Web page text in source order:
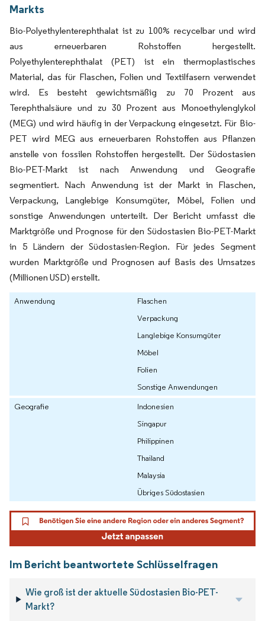
Markts
Bio-Polyethylenterephthalat ist zu 100% recycelbar und wird
aus erneuerbaren Rohstoffen hergestellt.
Polyethylenterephthalat (PET) ist ein thermoplastisches
Material, das für Flaschen, Folien und Textilfasern verwendet
wird. Es besteht gewichtsmäßig zu 70 Prozent aus
Terephthalsäure und zu 30 Prozent aus Monoethylenglykol
(MEG) und wird häufig in der Verpackung eingesetzt. Für Bio-
PET wird MEG aus erneuerbaren Rohstoffen aus Pflanzen
anstelle von fossilen Rohstoffen hergestellt. Der Südostasien
Bio-PET-Markt ist nach Anwendung und Geografie
segmentiert. Nach Anwendung ist der Markt in Flaschen,
Verpackung, Langlebige Konsumgüter, Möbel, Folien und
sonstige Anwendungen unterteilt. Der Bericht umfasst die
Marktgröße und Prognose für den Südostasien Bio-PET-Markt
in 5 Ländern der Südostasien-Region. Für jedes Segment
wurden Marktgröße und Prognosen auf Basis des Umsatzes
(Millionen USD) erstellt.
Anwendung
Flaschen
Verpackung
Langlebige Konsumgüter
Möbel
Folien
Sonstige Anwendungen
Geografie
Indonesien
Singapur
Philippinen
Thailand
Malaysia
Übriges Südostasien
Im Bericht beantwortete Schlüsselfragen
Wie groß ist der aktuelle Südostasien Bio-PET-
Markt?